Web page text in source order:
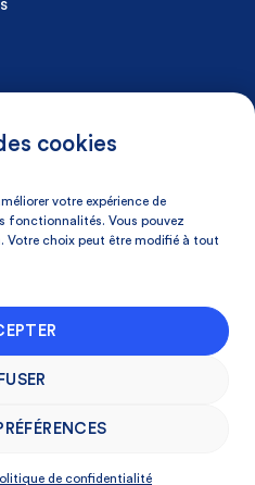
cookies
votre expérience de
fonctionnalités. Vous pouvez
Votre choix peut être modifié à tout
de confidentialité